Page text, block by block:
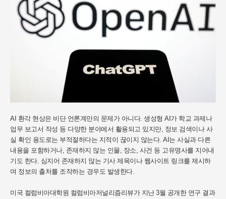
AI 환각 현상은 비단 언론계만의 문제가 아니다. 생성형 AI가 학교 과제나
업무 보고서 작성 등 다양한 분야에서 활용되고 있지만, 정보 검색이나 사
실 확인 용도로는 부적절하다는 지적이 끊이지 않는다. AI는 사실과 다른
내용을 포함하거나, 존재하지 않는 인물, 장소, 사건 등 고유명사를 지어내
기도 한다. 심지어 존재하지 않는 기사 제목이나 웹사이트 링크를 제시하
며 정보의 출처를 조작하는 경우도 발생한다.
미국 컬럼비아대학원 컬럼비아저널리즘리뷰가 지난 3월 공개한 연구 결과